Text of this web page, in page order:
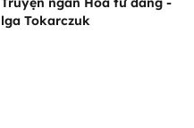
lga Tokarczuk